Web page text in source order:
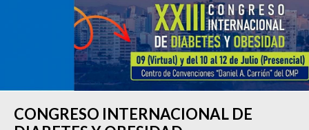
CONGRESO INTERNACIONAL DE